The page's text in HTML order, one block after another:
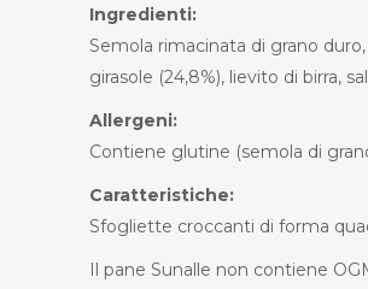
Ingredienti:
Semola rimacinata di grano
girasole (24,8%), lievito di birra,
Allergeni:
Contiene glutine (semola di
Caratteristiche:
Sfogliette croccanti di forma
Il pane Sunalle non contiene